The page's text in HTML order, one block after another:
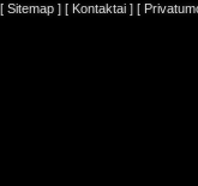
[ Sitemap ] [ Kontaktai ] [